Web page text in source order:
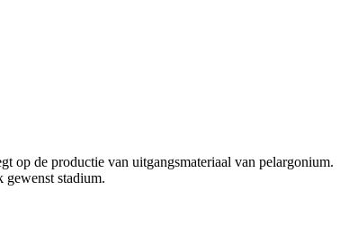
op de productie van uitgangsmateriaal van pelargonium.
gewenst stadium.